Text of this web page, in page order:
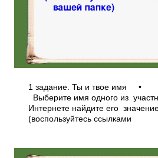
1 задание. Ты и твое имя •
Выберите имя одного из
Интернете найдите его
(воспользуйтесь